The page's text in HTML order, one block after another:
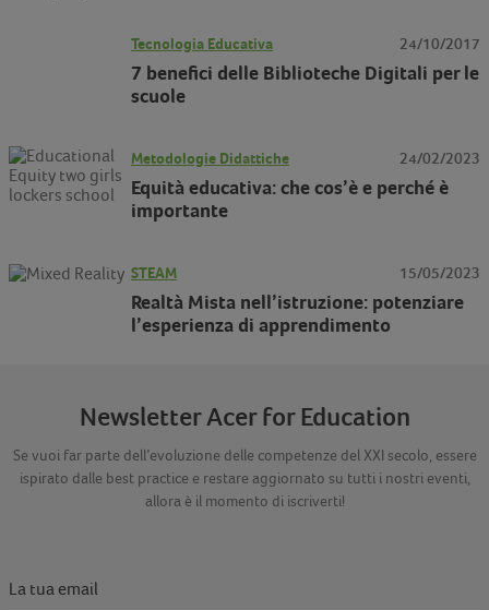
Tecnologia Educativa 24/10/2017
7 benefici delle Biblioteche Digitali per le
scuole
Metodologie Didattiche 24/02/2023
Equità educativa: che cos’è e perché è
importante
STEAM 15/05/2023
Realtà Mista nell’istruzione: potenziare
l’esperienza di apprendimento
Newsletter Acer for Education
Se vuoi far parte dell’evoluzione delle competenze del XXI secolo, essere
ispirato dalle best practice e restare aggiornato su tutti i nostri eventi,
allora è il momento di iscriverti!